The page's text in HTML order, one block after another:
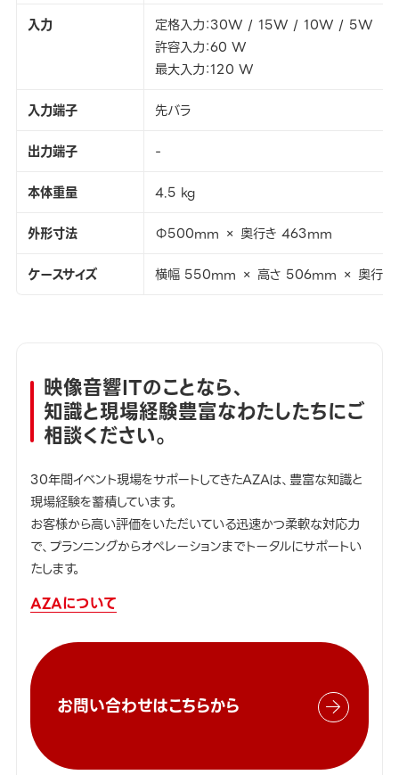
入力
定格入力：30W / 15W / 10W / 5W
許容入力：60 W
最大入力：120 W
入力端子
先バラ
出力端子
-
本体重量
4.5 kg
外形寸法
Φ500mm × 奥行き 463mm
ケースサイズ
横幅 550mm × 高さ 506mm × 奥行
映像音響ITのことなら、
知識と現場経験豊富なわたしたちにご
相談ください。
30年間イベント現場をサポートしてきたAZAは、豊富な知識と
現場経験を蓄積しています。
お客様から高い評価をいただいている迅速かつ柔軟な対応力
で、プランニングからオペレーションまでトータルにサポートい
たします。
AZAについて
お問い合わせはこちらから